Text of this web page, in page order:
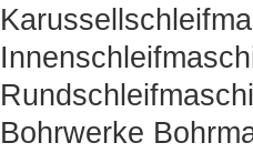
Bohrwerke